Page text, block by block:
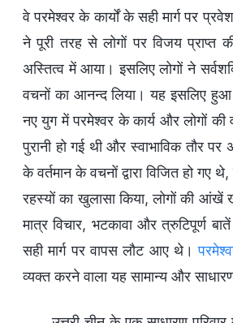
वे परमेश्वर के कार्यों के सही मार्ग पर
ने पूरी तरह से लोगों पर विजय प्राप्त
अस्तित्व में आया। इसलिए लोगों ने
वचनों का आनन्द लिया। यह इसलिए हुआ
नए युग में परमेश्वर के कार्य और लोगों की
पुरानी हो गई थी और स्वाभाविक तौर
के वर्तमान के वचनों द्वारा विजित हो
रहस्यों का खुलासा किया, लोगों की आंखें
मात्र विचार, भटकावा और त्रुटिपूर्ण
सही मार्ग पर वापस लौट आए थे।
व्यक्त करने वाला यह सामान्य और